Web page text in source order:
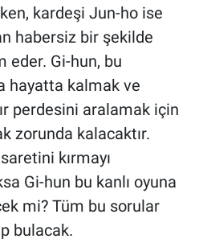
kardeşi Jun-ho ise
habersiz bir şekilde
eder. Gi-hun, bu
hayatta kalmak ve
perdesini aralamak için
zorunda kalacaktır.
kırmayı
Gi-hun bu kanlı oyuna
mi? Tüm bu sorular
bulacak.